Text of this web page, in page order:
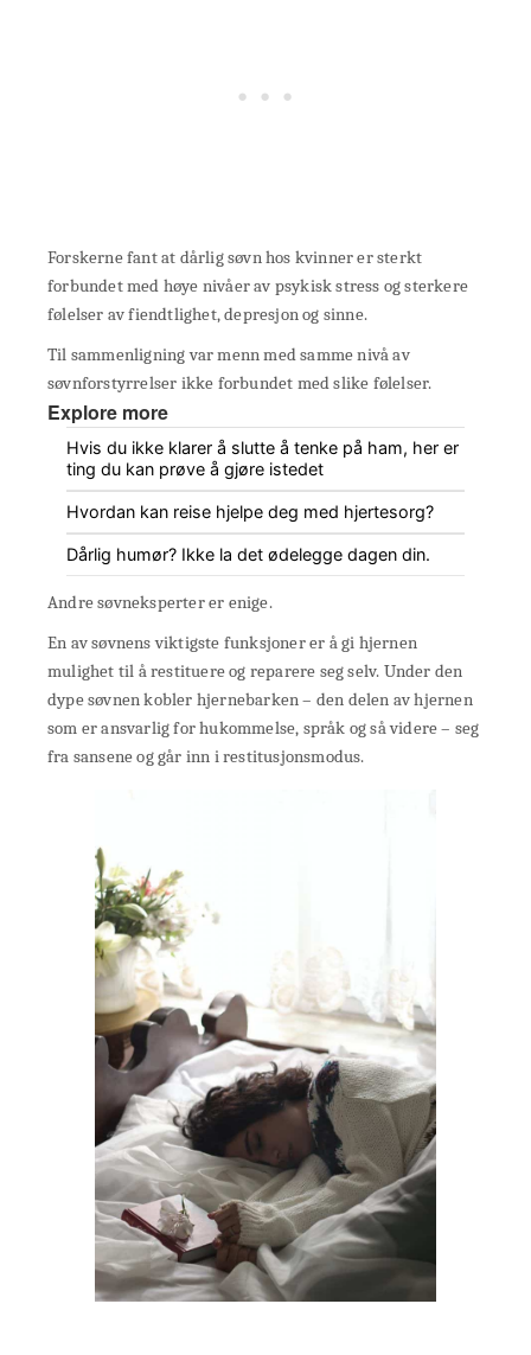
Forskerne fant at dårlig søvn hos kvinner er sterkt
forbundet med høye nivåer av psykisk stress og sterkere
følelser av fiendtlighet, depresjon og sinne.
Til sammenligning var menn med samme nivå av
søvnforstyrrelser ikke forbundet med slike følelser.
Explore more
Hvis du ikke klarer å slutte å tenke på ham, her er
ting du kan prøve å gjøre istedet
Hvordan kan reise hjelpe deg med hjertesorg?
Dårlig humør? Ikke la det ødelegge dagen din.
Andre søvneksperter er enige.
En av søvnens viktigste funksjoner er å gi hjernen
mulighet til å restituere og reparere seg selv. Under den
dype søvnen kobler hjernebarken – den delen av hjernen
som er ansvarlig for hukommelse, språk og så videre – seg
fra sansene og går inn i restitusjonsmodus.